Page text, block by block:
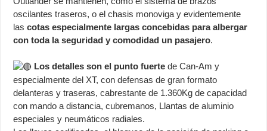
oscilantes traseros, o el chasis monoviga y evidentemente
lascotas especialmente largas concebidas para albergar
con toda la seguridad y comodidad un pasajero.
Los detalles son el punto fuerte de Can-Am y
especialmente del XT, con defensas de gran formato
delanteras y traseras, cabrestante de 1.360Kg de capacidad
con mando a distancia, cubremanos, Llantas de aluminio
especiales y neumáticos radiales.